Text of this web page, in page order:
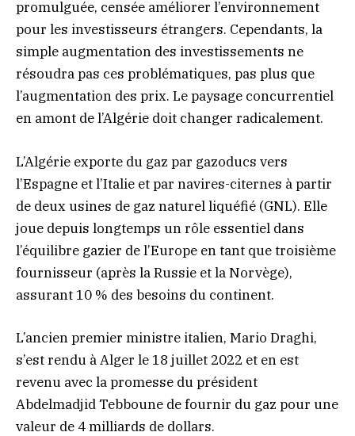
promulguée, censée améliorer l’environnement
pour les investisseurs étrangers. Cependants, la
simple augmentation des investissements ne
résoudra pas ces problématiques, pas plus que
l’augmentation des prix. Le paysage concurrentiel
en amont de l’Algérie doit changer radicalement.
L’Algérie exporte du gaz par gazoducs vers
l’Espagne et l’Italie et par navires-citernes à partir
de deux usines de gaz naturel liquéfié (GNL). Elle
joue depuis longtemps un rôle essentiel dans
l’équilibre gazier de l’Europe en tant que troisième
fournisseur (après la Russie et la Norvège),
assurant 10 % des besoins du continent.
L’ancien premier ministre italien, Mario Draghi,
s’est rendu à Alger le 18 juillet 2022 et en est
revenu avec la promesse du président
Abdelmadjid Tebboune de fournir du gaz pour une
valeur de 4 milliards de dollars.